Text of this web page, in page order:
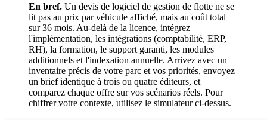
En bref. Un devis de logiciel de gestion de flotte ne se
lit pas au prix par véhicule affiché, mais au coût total
sur 36 mois. Au-delà de la licence, intégrez
l'implémentation, les intégrations (comptabilité, ERP,
RH), la formation, le support garanti, les modules
additionnels et l'indexation annuelle. Arrivez avec un
inventaire précis de votre parc et vos priorités, envoyez
un brief identique à trois ou quatre éditeurs, et
comparez chaque offre sur vos scénarios réels. Pour
chiffrer votre contexte, utilisez le simulateur ci-dessus.